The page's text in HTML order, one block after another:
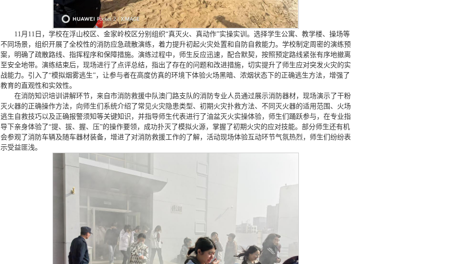
11月11日，学校在浮山校区、金家岭校区分别组织“真灭火、真动作”实操实训。选择学生公寓、教学楼、操场等
不同场景，组织开展了全校性的消防应急疏散演练，着力提升初起火灾处置和自防自救能力。学校制定周密的演练预
案，明确了疏散路线、指挥程序和保障措施。演练过程中，师生反应迅速，配合默契，按照预定路线紧张有序地撤离
至安全地带。演练结束后，现场进行了点评总结，指出了存在的问题和改进措施，切实提升了师生应对突发火灾的实
战能力。引入了“模拟烟雾逃生”，让参与者在高度仿真的环境下体验火场黑暗、浓烟状态下的正确逃生方法，增强了
教育的直观性和实效性。
在消防知识培训讲解环节，来自市消防救援中队澳门路支队的消防专业人员通过展示消防器材，现场演示了干粉
灭火器的正确操作方法，向师生们系统介绍了常见火灾隐患类型、初期火灾扑救方法、不同灭火器的适用范围、火场
逃生自救技巧以及正确报警须知等关键知识，并指导师生代表进行了油盆灭火实操体验，师生们踊跃参与，在专业指
导下亲身体验了“提、拔、握、压”的操作要领，成功扑灭了模拟火源，掌握了初期火灾的应对技能。部分师生还有机
会参观了消防车辆及随车器材装备，增进了对消防救援工作的了解，活动现场体验互动环节气氛热烈，师生们纷纷表
示受益匪浅。